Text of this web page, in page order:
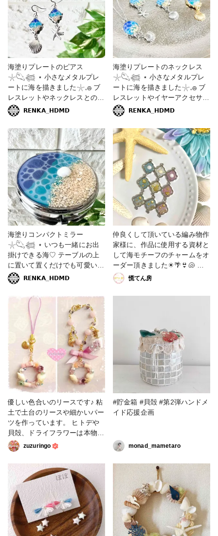
ルー #貝殻 #シェル #海コーデ
#夏コーデ
ドアクセサリー #お揃い #レジ
ンエキスパート講座認定講師 #
星の砂 #貝殻 #貝 #ヒトデ #レ
ジンピアス #レジンヘアゴム
海塗りプレートのピアス
𓇼𓆡𓆉 ⋆ 小さなメタルプレ
ートに海を描きました𓇼𓈒𓐍 ブ
レスレットやネックレスとのセ
ットアップもオススメです✨ #
海の作品コンテスト2022 #ア
クセサリー部 #ピアス #販売中
#海 #海塗りレジン #海塗り #
青 #ブルー #星の砂 #メタルパ
ーツ #メタルプレート #貝殻 #
ヒトデ #シルバー #ゴールド #
ハンドメイド #ハンドメイドア
クセサリー #レジン #レジンア
クセサリー #レジンエキスパー
ト講座認定講師 #セットアップ
𝗥𝗘𝗡𝗞𝗔_𝗛𝗗𝗠𝗗
海塗りプレートのネックレス
𓇼𓆡𓆉 ⋆ 小さなメタルプレ
ートに海を描きました𓇼𓈒𓐍 ブ
レスレットやイヤーアクセサリ
ーとのセットアップもオススメ
です✨ #海の作品コンテスト
2022 #アクセサリー部 #ネック
レス #販売中 #海 #海塗りレジ
ン #海塗り #青 #ブルー #星の
砂 #メタルパーツ #メタルプレ
ート #貝殻 #ヒトデ #シルバー
#ゴールド #ハンドメイド #ハ
ンドメイドアクセサリー #レジ
ン #レジンアクセサリー #レジ
ンエキスパート講座認定講師 #
セットアップ
𝗥𝗘𝗡𝗞𝗔_𝗛𝗗𝗠𝗗
海塗りコンパクトミラー
𓇼𓆡𓆉 ⋆ いつも一緒にお出
掛けできる海♡ テーブルの上
に置いて置くだけでも可愛いミ
ラーです♡ #海の作品コンテス
ト2022 #小物・雑貨 #販売中 #
コンパクトミラー #鏡 #ミラー
#海 #海塗り #海塗りレジン #
星の砂 #貝殻 #青 #ブルー #レ
𝗥𝗘𝗡𝗞𝗔_𝗛𝗗𝗠𝗗
仲良くして頂いている編み物作
家様に、作品に使用する資材と
して海モチーフのチャームをオ
ーダー頂きました☀🌴👙🐚 く
すみカラーで色々なデザインと
のご要望でした❣️ １円玉より小
さいサイズです☺️☺️ カン無し
すみカラー #貝殻 #オーダー #
ファンれぽ_partsclub
慌てん房
優しい色合いのリースです♪ 粘
土で土台のリースや細かいパー
ツを作っています。 ヒトデや
貝殻、ドライフラワーは本物で
す。 ストラップとバッグチャ
ームにしました。 バッグチャ
ームはガラスビーズも使ってキ
ラキラに⭐︎ ゴールドの貝殻パー
ツも可愛い♪ 小瓶は色々な物を
入れて楽しめますね♪ #ストラ
ップ #バッグチャーム #貝
殻 #リース #海 #大人可愛い
zuzuringo
#貯金箱 #貝殻 #第2弾ハンドメ
イド応援企画
monad_mametaro